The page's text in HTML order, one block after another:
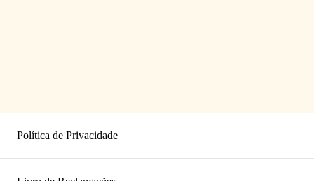
Política de Privacidade